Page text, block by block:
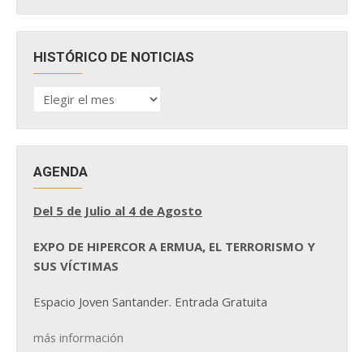
HISTÓRICO DE NOTICIAS
HISTÓRICO
DE
AGENDA
Del 5 de Julio al 4 de Agosto
EXPO DE HIPERCOR A ERMUA, EL TERRORISMO Y
SUS VÍCTIMAS
Espacio Joven Santander. Entrada Gratuita
más información